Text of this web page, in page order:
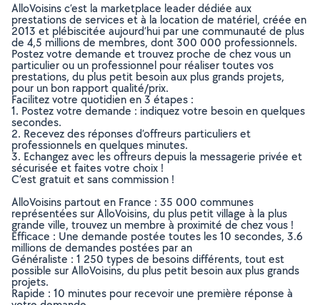
AlloVoisins c’est la marketplace leader dédiée aux
prestations de services et à la location de matériel, créée en
2013 et plébiscitée aujourd’hui par une communauté de plus
de 4,5 millions de membres, dont 300 000 professionnels.
Postez votre demande et trouvez proche de chez vous un
particulier ou un professionnel pour réaliser toutes vos
prestations, du plus petit besoin aux plus grands projets,
pour un bon rapport qualité/prix.
Facilitez votre quotidien en 3 étapes :
1. Postez votre demande : indiquez votre besoin en quelques
secondes.
2. Recevez des réponses d’offreurs particuliers et
professionnels en quelques minutes.
3. Echangez avec les offreurs depuis la messagerie privée et
sécurisée et faites votre choix !
C’est gratuit et sans commission !
AlloVoisins partout en France : 35 000 communes
représentées sur AlloVoisins, du plus petit village à la plus
grande ville, trouvez un membre à proximité de chez vous !
Efficace : Une demande postée toutes les 10 secondes, 3.6
millions de demandes postées par an
Généraliste : 1 250 types de besoins différents, tout est
possible sur AlloVoisins, du plus petit besoin aux plus grands
projets.
Rapide : 10 minutes pour recevoir une première réponse à